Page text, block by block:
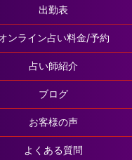
出勤表
ンライン占い料金/予約
占い師紹介
ブログ
お客様の声
よくある質問